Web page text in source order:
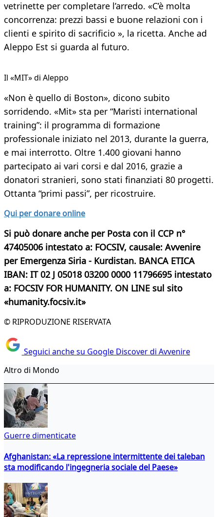
vetrinette per completare l’arredo. «C’è molta
concorrenza: prezzi bassi e buone relazioni con i
clienti e spirito di sacrificio », la ricetta. Anche ad
Aleppo Est si guarda al futuro.
Il «MIT» di Aleppo
«Non è quello di Boston», dicono subito
sorridendo. «Mit» sta per “Maristi international
training”: il programma di formazione
professionale iniziato nel 2013, durante la guerra,
e mai interrotto. Oltre 1.400 giovani hanno
partecipato ai vari corsi e dal 2016, grazie a
donatori stranieri, sono stati finanziati 80 progetti.
Ottanta “primi passi”, per ricostruire.
Qui per donare online
Si può donare anche per Posta con il CCP n°
47405006 intestato a: FOCSIV, causale: Avvenire
per Emergenza Siria - Kurdistan. BANCA ETICA
IBAN: IT 02 J 05018 03200 0000 11796695 intestato
a: FOCSIV FOR HUMANITY. ON LINE sul sito
«humanity.focsiv.it»
© RIPRODUZIONE RISERVATA
Seguici anche su Google Discover di Avvenire
Altro di Mondo
Guerre dimenticate
Afghanistan: «La repressione intermittente dei taleban
sta modificando l'ingegneria sociale del Paese»